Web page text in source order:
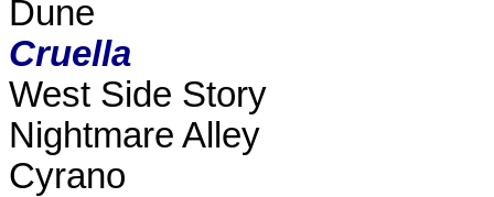
Dune
Cruella
West Side Story
Nightmare Alley
Cyrano